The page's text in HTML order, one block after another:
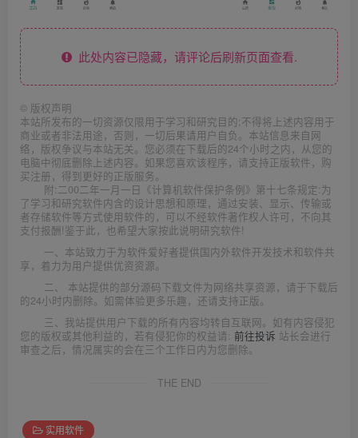
此处内容已隐藏，请评论后刷新页面查看.
© 版权声明
本站所发布的一切资源仅限用于学习和研究目的;不得将上述内容用于
商业或者非法用途，否则，一切后果请用户自负。本站信息来自网
络，版权争议与本站无关。您必须在下载后的24个小时之内，从您的
电脑中彻底删除上述内容。如果您喜欢该程序，请支持正版软件，购
买注册，得到更好的正版服务。
附:二00二年一月一日《计算机软件保护条例》第十七条规定:为
了学习和研究软件内含的设计思想和原理，通过安装、显示、传输或
者存储软件等方式使用软件的，可以不经软件著作权人许可，不向其
支付报酬!鉴于此，也希望大家按此说明研究软件!
一、本站致力于为软件爱好者提供国内外软件开发技术和软件共
享，着力为用户提供优资资源。
二、 本站提供的部分源码下载文件为网络共享资源，请于下载后
的24小时内删除。如需体验更多乐趣，还请支持正版。
三、我站提供用户下载的所有内容均转自互联网。如有内容侵犯
您的版权或其他利益的，若有侵犯你的权益请: 前往投诉 站长会进行
审查之后，情况属实的会在三个工作日内为您删除。
THE END
实用软件